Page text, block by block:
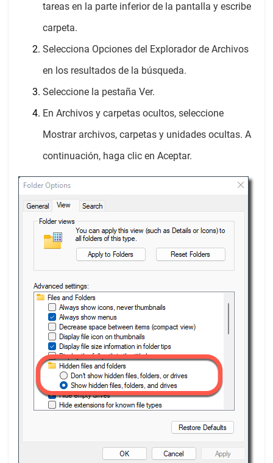
tareas en la parte inferior de la pantalla y escribe
carpeta.
Selecciona Opciones del Explorador de Archivos
en los resultados de la búsqueda.
Seleccione la pestaña Ver.
En Archivos y carpetas ocultos, seleccione
Mostrar archivos, carpetas y unidades ocultas. A
continuación, haga clic en Aceptar.